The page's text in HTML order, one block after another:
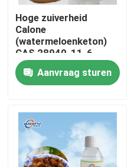
Thuis
Video's
Hoge zuiverheid
Calone
(watermeloenketon)
CAS 28940-11-6
Marine Geur Ingrediënt
Synthetische
aquatische nota voor
cosmetica
Aanvraag sturen